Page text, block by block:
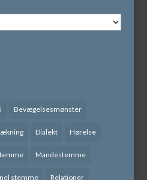
Bevægelsesmønster
Dialekt Hørelse
Mandestemme
stemme Relationer